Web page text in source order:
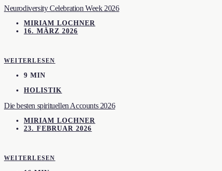
Neurodiversity Celebration Week 2026
MIRIAM LOCHNER
16. MÄRZ 2026
WEITERLESEN
9 MIN
HOLISTIK
Die besten spirituellen Accounts 2026
MIRIAM LOCHNER
23. FEBRUAR 2026
WEITERLESEN